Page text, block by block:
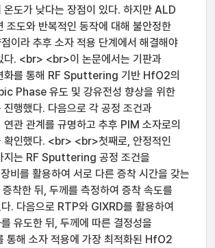
온도가 낮다는 장점이 있다. 하지만 ALD
조도와 반복적인 동작에 대해 불안정한
이라 추후 소자 적용 단계에서 해결해야
다. <br> <br>이 논문에서는 기판과
화를 통해 RF Sputtering 기반 HfO2의
Phase 유도 및 강유전성 향상을 위한
진행했다. 다음으로 각 공정 조건과
연관 관계를 규명하고 추후 PIM 소자로의
확인했다. <br> <br>첫째로, 안정적인
지는 RF Sputtering 공정 조건을
비를 활용하여 서로 다른 증착 시간을 갖는
착한 뒤, 두께를 측정하여 증착 속도를
. 다음으로 RTP와 GIXRD를 활용하여
유도한 뒤, 두께에 따른 결정성을
통해 소자 적용에 가장 최적화된 HfO2